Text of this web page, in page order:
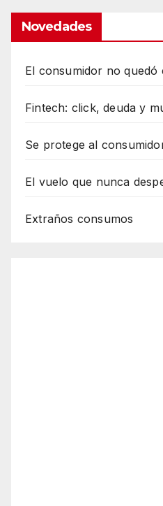
Novedades
El consumidor no quedó
Fintech: click, deuda y
Se protege al
El vuelo que nunca
Extraños consumos